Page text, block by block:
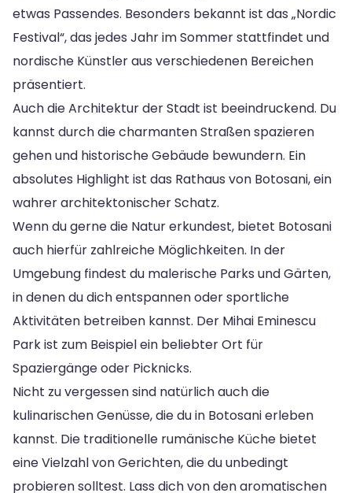
etwas Passendes. Besonders bekannt ist das „Nordic
Festival“, das jedes Jahr im Sommer stattfindet und
nordische Künstler aus verschiedenen Bereichen
präsentiert.
Auch die Architektur der Stadt ist beeindruckend. Du
kannst durch die charmanten Straßen spazieren
gehen und historische Gebäude bewundern. Ein
absolutes Highlight ist das Rathaus von Botosani, ein
wahrer architektonischer Schatz.
Wenn du gerne die Natur erkundest, bietet Botosani
auch hierfür zahlreiche Möglichkeiten. In der
Umgebung findest du malerische Parks und Gärten,
in denen du dich entspannen oder sportliche
Aktivitäten betreiben kannst. Der Mihai Eminescu
Park ist zum Beispiel ein beliebter Ort für
Spaziergänge oder Picknicks.
Nicht zu vergessen sind natürlich auch die
kulinarischen Genüsse, die du in Botosani erleben
kannst. Die traditionelle rumänische Küche bietet
eine Vielzahl von Gerichten, die du unbedingt
probieren solltest. Lass dich von den aromatischen